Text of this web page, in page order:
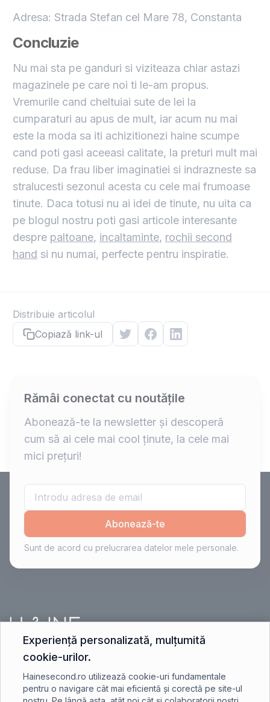
Adresa: Strada Stefan cel Mare 78, Constanta
Concluzie
Nu mai sta pe ganduri si viziteaza chiar astazi
magazinele pe care noi ti le-am propus.
Vremurile cand cheltuiai sute de lei la
cumparaturi au apus de mult, iar acum nu mai
este la moda sa iti achizitionezi haine scumpe
cand poti gasi aceeasi calitate, la preturi mult mai
reduse. Da frau liber imaginatiei si indrazneste sa
stralucesti sezonul acesta cu cele mai frumoase
tinute. Daca totusi nu ai idei de tinute, nu uita ca
pe blogul nostru poti gasi articole interesante
despre paltoane, incaltaminte, rochii second
hand si nu numai, perfecte pentru inspiratie.
Distribuie articolul
Copiază link-ul
Rămâi conectat cu noutățile
Abonează-te la newsletter și descoperă
cum să ai cele mai cool ținute, la cele mai
mici prețuri!
Abonează-te
Sunt de acord cu prelucrarea datelor mele personale.
contact@hainesecond.ro
Experiență personalizată, mulțumită
cookie-urilor.
Hainesecond.ro utilizează cookie-uri fundamentale
pentru o navigare cât mai eficientă și corectă pe site-ul